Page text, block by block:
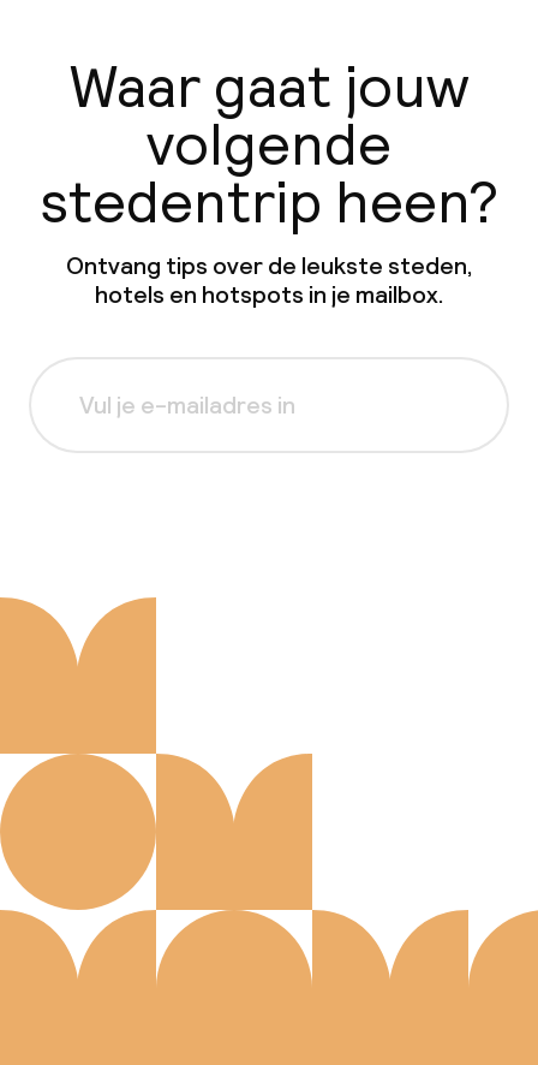
Waar gaat jouw
volgende
stedentrip heen?
Ontvang tips over de leukste steden,
hotels en hotspots in je mailbox.